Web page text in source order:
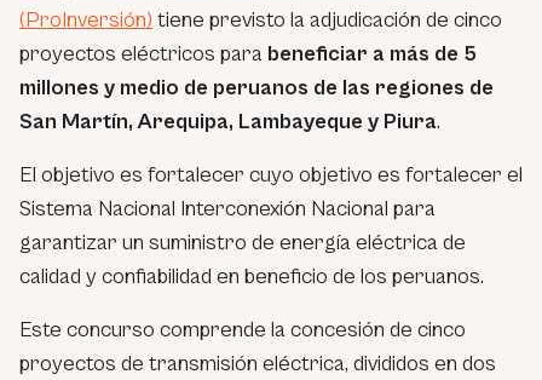
(ProInversión) tiene previsto la adjudicación de cinco
proyectos eléctricos para beneficiar a más de 5
millones y medio de peruanos de las regiones de
San Martín, Arequipa, Lambayeque y Piura.
El objetivo es fortalecer cuyo objetivo es fortalecer el
Sistema Nacional Interconexión Nacional para
garantizar un suministro de energía eléctrica de
calidad y confiabilidad en beneficio de los peruanos.
Este concurso comprende la concesión de cinco
proyectos de transmisión eléctrica, divididos en dos